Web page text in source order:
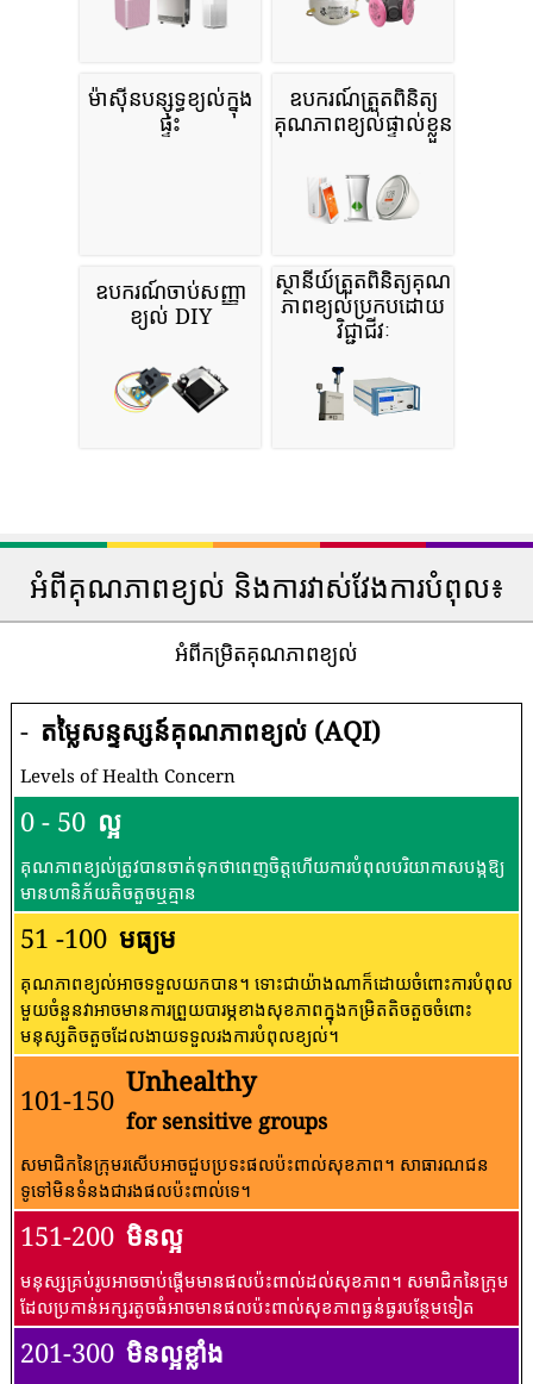
ម៉ាស៊ីនបន្សុទ្ធខ្យល់ក្នុង
ផ្ទះ
ឧបករណ៍ត្រួតពិនិត្យ
គុណភាពខ្យល់ផ្ទាល់ខ្លួន
ឧបករណ៍ចាប់សញ្ញា
ខ្យល់ DIY
ស្ថានីយ៍ត្រួតពិនិត្យគុណ
ភាពខ្យល់ប្រកបដោយ
វិជ្ជាជីវៈ
អំពីគុណភាពខ្យល់ និងការវាស់វែងការបំពុល៖
អំពីកម្រិតគុណភាពខ្យល់
- តម្លៃសន្ទស្សន៍គុណភាពខ្យល់ (AQI)
Levels of Health Concern
0 - 50 ល្អ
គុណភាពខ្យល់ត្រូវបានចាត់ទុកថាពេញចិត្តហើយការបំពុលបរិយាកាសបង្កឱ្យ
មានហានិភ័យតិចតួចឬគ្មាន
51 -100 មធ្យម
គុណភាពខ្យល់អាចទទួលយកបាន។ ទោះជាយ៉ាងណាក៏ដោយចំពោះការបំពុល
មួយចំនួនវាអាចមានការព្រួយបារម្ភខាងសុខភាពក្នុងកម្រិតតិចតួចចំពោះ
មនុស្សតិចតួចដែលងាយទទួលរងការបំពុលខ្យល់។
101-150
Unhealthy
for sensitive groups
សមាជិកនៃក្រុមរសើបអាចជួបប្រទះផលប៉ះពាល់សុខភាព។ សាធារណជន​
ទូទៅ​មិន​ទំនង​ជា​រង​ផល​ប៉ះពាល់​ទេ។
151-200 មិនល្អ
មនុស្សគ្រប់រូបអាចចាប់ផ្តើមមានផលប៉ះពាល់ដល់សុខភាព។ សមាជិកនៃក្រុម
ដែលប្រកាន់អក្សរតូចធំអាចមានផលប៉ះពាល់សុខភាពធ្ងន់ធ្ងរបន្ថែមទៀត
201-300 មិនល្អខ្លាំង